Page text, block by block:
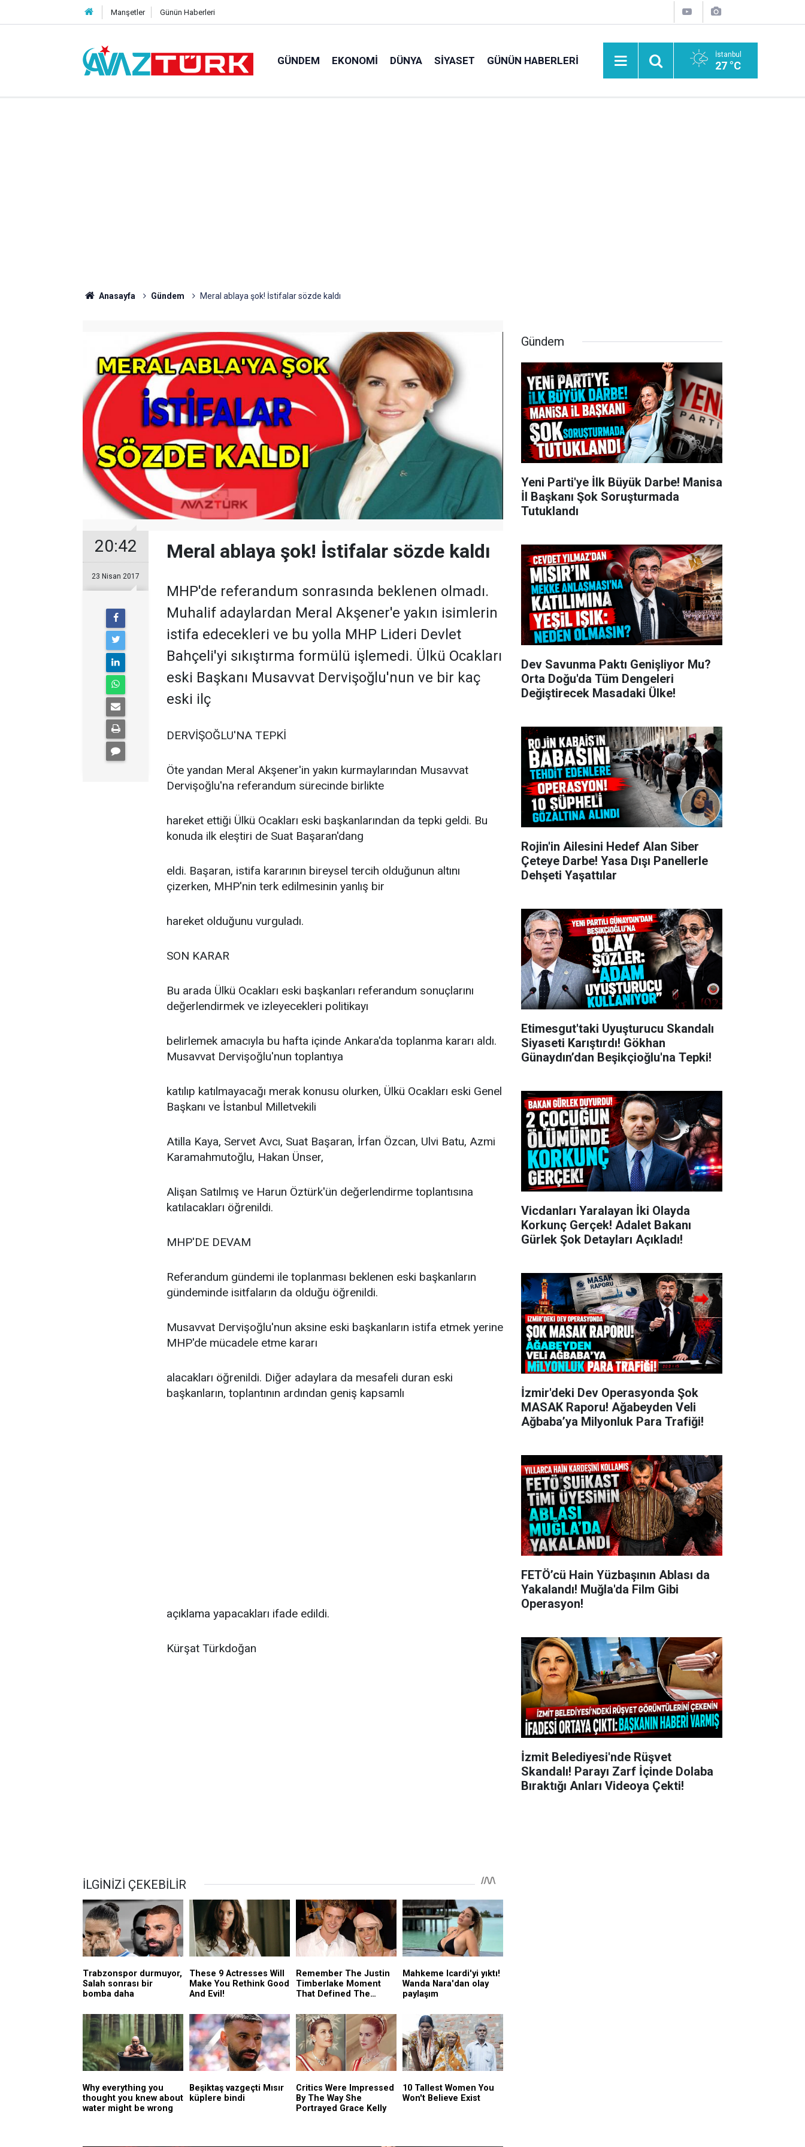
Manşetler Günün Haberleri
GÜNDEM EKONOMI DÜNYA SIYASET GÜNÜN HABERLERI İstanbul
27 °C
Anasayfa Gündem Meral ablaya şok! İstifalar sözde kaldı
20:42
23 Nisan 2017
Meral ablaya şok! İstifalar sözde kaldı
MHP'de referandum sonrasında beklenen olmadı.
Muhalif adaylardan Meral Akşener'e yakın isimlerin
istifa edecekleri ve bu yolla MHP Lideri Devlet
Bahçeli'yi sıkıştırma formülü işlemedi. Ülkü Ocakları
eski Başkanı Musavvat Dervişoğlu'nun ve bir kaç
eski ilç
DERVİŞOĞLU'NA TEPKİ
Öte yandan Meral Akşener'in yakın kurmaylarından Musavvat
Dervişoğlu'na referandum sürecinde birlikte
hareket ettiği Ülkü Ocakları eski başkanlarından da tepki geldi. Bu
konuda ilk eleştiri de Suat Başaran'dang
eldi. Başaran, istifa kararının bireysel tercih olduğunun altını
çizerken, MHP'nin terk edilmesinin yanlış bir
hareket olduğunu vurguladı.
SON KARAR
Bu arada Ülkü Ocakları eski başkanları referandum sonuçlarını
değerlendirmek ve izleyecekleri politikayı
belirlemek amacıyla bu hafta içinde Ankara'da toplanma kararı aldı.
Musavvat Dervişoğlu'nun toplantıya
katılıp katılmayacağı merak konusu olurken, Ülkü Ocakları eski Genel
Başkanı ve İstanbul Milletvekili
Atilla Kaya, Servet Avcı, Suat Başaran, İrfan Özcan, Ulvi Batu, Azmi
Karamahmutoğlu, Hakan Ünser,
Alişan Satılmış ve Harun Öztürk'ün değerlendirme toplantısına
katılacakları öğrenildi.
MHP'DE DEVAM
Referandum gündemi ile toplanması beklenen eski başkanların
gündeminde isitfaların da olduğu öğrenildi.
Musavvat Dervişoğlu'nun aksine eski başkanların istifa etmek yerine
MHP'de mücadele etme kararı
alacakları öğrenildi. Diğer adaylara da mesafeli duran eski
başkanların, toplantının ardından geniş kapsamlı
açıklama yapacakları ifade edildi.
Kürşat Türkdoğan
Gündem
Yeni Parti'ye İlk Büyük Darbe! Manisa
İl Başkanı Şok Soruşturmada
Tutuklandı
Dev Savunma Paktı Genişliyor Mu?
Orta Doğu'da Tüm Dengeleri
Değiştirecek Masadaki Ülke!
Rojin'in Ailesini Hedef Alan Siber
Çeteye Darbe! Yasa Dışı Panellerle
Dehşeti Yaşattılar
Etimesgut'taki Uyuşturucu Skandalı
Siyaseti Karıştırdı! Gökhan
Günaydın’dan Beşikçioğlu'na Tepki!
Vicdanları Yaralayan İki Olayda
Korkunç Gerçek! Adalet Bakanı
Gürlek Şok Detayları Açıkladı!
İzmir'deki Dev Operasyonda Şok
MASAK Raporu! Ağabeyden Veli
Ağbaba’ya Milyonluk Para Trafiği!
FETÖ’cü Hain Yüzbaşının Ablası da
Yakalandı! Muğla'da Film Gibi
Operasyon!
İzmit Belediyesi'nde Rüşvet
Skandalı! Parayı Zarf İçinde Dolaba
Bıraktığı Anları Videoya Çekti!